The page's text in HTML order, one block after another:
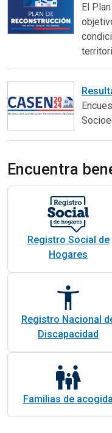
El
Encuentra
Registro Social de
Hogares
Registro Nacional
Discapacidad
Familias de acogida